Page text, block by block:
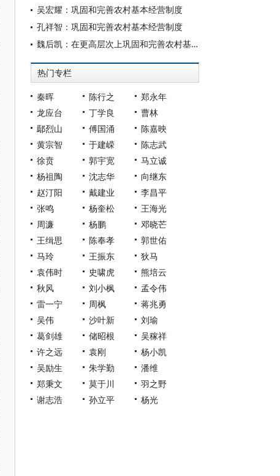
吴宏耀：巩固和完善农村基本经营制度
孔祥智：巩固和完善农村基本经营制度
魏后凯：在更高层次上巩固和完善农村基本经营制度
热门专栏
秦晖 陈行之
郑永年
龙应台
丁学良
曹林
鄢烈山
傅国涌
陈嘉映
黄宗智
于建嵘
陈志武
徐贲
郭宇宽
马立诚
杨祖陶
沈志华
向继东
赵汀阳
戴建业
李昌平
张鸣
杨奎松
王海光
周濂
杨鹏
邓晓芒
王缉思
陈奉孝
郭世佑
马玲
王振东
狄马
袁伟时
史啸虎
熊培云
秋风
刘小枫
孟令伟
雷一宁
周枫
蒋兆勇
吴伟
沙叶新
刘瑜
葛剑雄
储昭根
吴稼祥
许之远
袁刚
杨小凯
吴励生
朱学勤
潘维
郑秉文
莫于川
羽之野
谢志浩
孙立平 杨光